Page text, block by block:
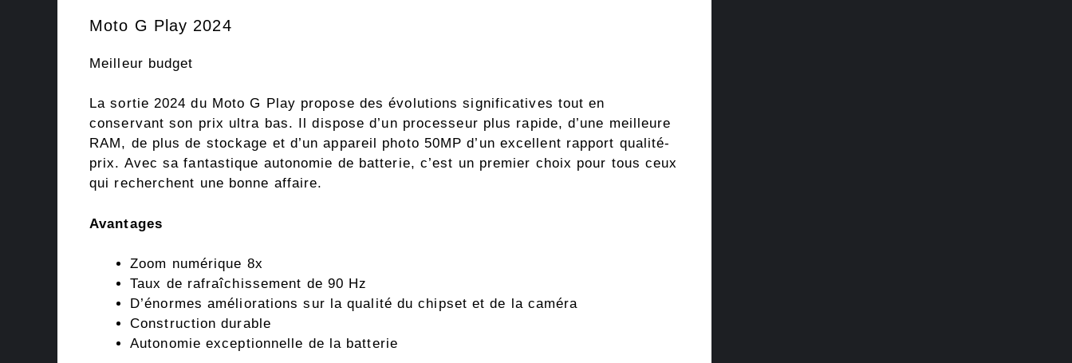
Moto G Play 2024
Meilleur budget
La sortie 2024 du Moto G Play propose des évolutions significatives tout en
conservant son prix ultra bas. Il dispose d’un processeur plus rapide, d’une meilleure
RAM, de plus de stockage et d’un appareil photo 50MP d’un excellent rapport qualité-
prix. Avec sa fantastique autonomie de batterie, c’est un premier choix pour tous ceux
qui recherchent une bonne affaire.
Avantages
Zoom numérique 8x
Taux de rafraîchissement de 90 Hz
D’énormes améliorations sur la qualité du chipset et de la caméra
Construction durable
Autonomie exceptionnelle de la batterie